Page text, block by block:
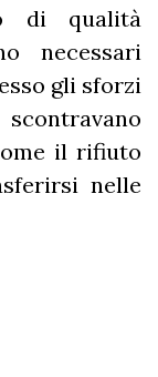
di qualità
necessari
gli sforzi
il rifiuto
nelle